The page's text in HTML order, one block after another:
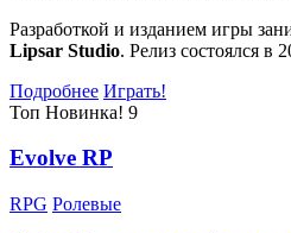
Разработкой и изданием игры
Lipsar Studio. Релиз состоялся в
Подробнее Играть!
Топ Новинка! 9
Evolve RP
RPG Ролевые